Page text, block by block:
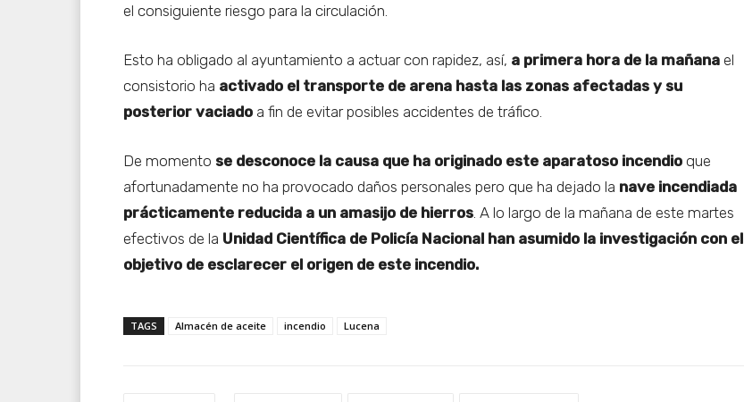
el consiguiente riesgo para la circulación.
Esto ha obligado al ayuntamiento a actuar con rapidez, así, a primera hora de la mañana el
consistorio ha activado el transporte de arena hasta las zonas afectadas y su
posterior vaciado a fin de evitar posibles accidentes de tráfico.
De momento se desconoce la causa que ha originado este aparatoso incendio que
afortunadamente no ha provocado daños personales pero que ha dejado la nave incendiada
prácticamente reducida a un amasijo de hierros . A lo largo de la mañana de este martes
efectivos de la Unidad Científica de Policía Nacional han asumido la investigación con el
objetivo de esclarecer el origen de este incendio.
TAGS Almacén de aceite incendio Lucena